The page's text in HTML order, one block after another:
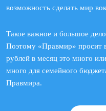
возможность сделать мир
Такое важное и большое
Поэтому «Правмир» просит
рублей в месяц это много
много для семейного
Правмира.